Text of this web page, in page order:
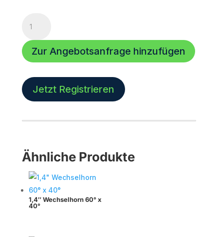
Frontgtitter
für
Score-
8,
Farben
Pulverbeschichtet
Zur Angebotsanfrage hinzufügen
Jetzt Registrieren
Ähnliche Produkte
1,4″ Wechselhorn 60° x
40°